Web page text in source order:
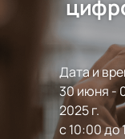
Дата и
30 июня -
2025 г.
с 10:00 до